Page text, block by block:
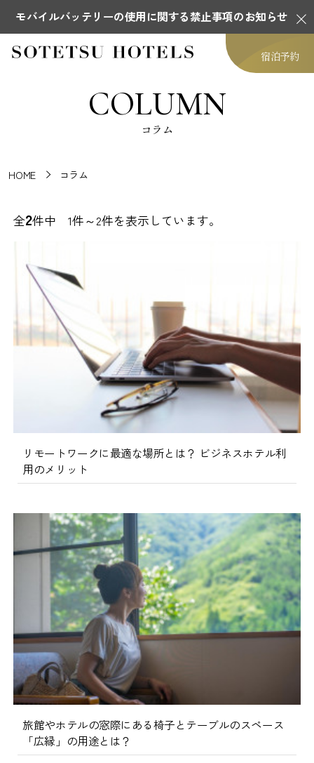
モバイルバッテリーの使用に関する禁止事項のお知らせ
宿泊予約
COLUMN
コラム
HOME コラム
全2件中 1件～2件を表示しています。
リモートワークに最適な場所とは？ ビジネスホテル利
用のメリット
旅館やホテルの窓際にある椅子とテーブルのスペース
「広縁」の用途とは？